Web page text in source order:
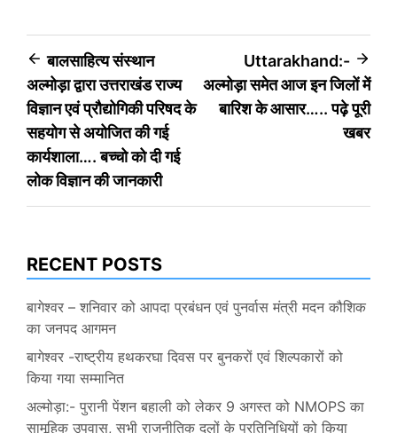
Post
navigation
बालसाहित्य संस्थान
अल्मोड़ा द्वारा उत्तराखंड राज्य
विज्ञान एवं प्रौद्योगिकी परिषद के
सहयोग से अयोजित की गई
कार्यशाला…. बच्चो को दी गई
लोक विज्ञान की जानकारी
Uttarakhand:-
अल्मोड़ा समेत आज इन जिलों में
बारिश के आसार….. पढ़े पूरी
खबर
RECENT POSTS
बागेश्वर – शनिवार को आपदा प्रबंधन एवं पुनर्वास मंत्री मदन कौशिक
का जनपद आगमन
बागेश्वर -राष्ट्रीय हथकरघा दिवस पर बुनकरों एवं शिल्पकारों को
किया गया सम्मानित
अल्मोड़ा:- पुरानी पेंशन बहाली को लेकर 9 अगस्त को NMOPS का
सामूहिक उपवास, सभी राजनीतिक दलों के प्रतिनिधियों को किया